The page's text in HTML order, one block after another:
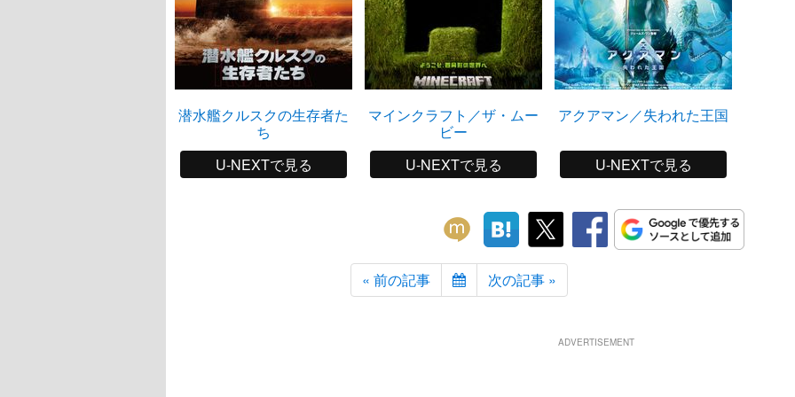
潜水艦クルスクの生存者た
ち
U-NEXTで見る
マインクラフト／ザ・ムー
ビー
U-NEXTで見る
アクアマン／失われた王国
U-NEXTで見る
« 前の記事 次の記事 »
ADVERTISEMENT